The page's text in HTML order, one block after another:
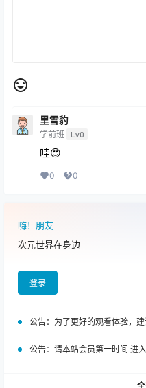
里雪豹
学前班 Lv0
哇😍
0 0
嗨！朋友
次元世界在身边
登录
公告： 为了更好的观看体验，
公告： 请本站会员第一时间 进入